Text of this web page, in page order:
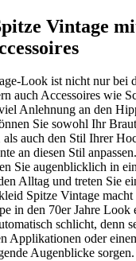
Vintage
Look ist nicht nur bei
auch Accessoires wie
Anlehnung an den
Sie sowohl Ihr
auch den Stil Ihrer
an diesen Stil
Sie augenblicklich in
Alltag und treten Sie
Spitze Vintage
in den 70er Jahre Look
schlicht, denn
Applikationen oder
Augenblicke sorgen.